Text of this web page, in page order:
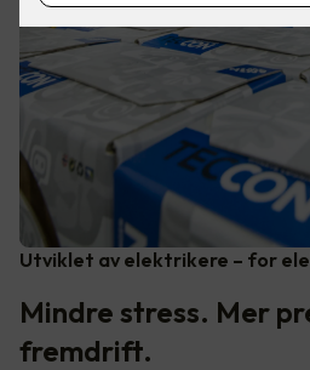
Utviklet av elektrikere – for
Mindre stress. Mer
fremdrift.